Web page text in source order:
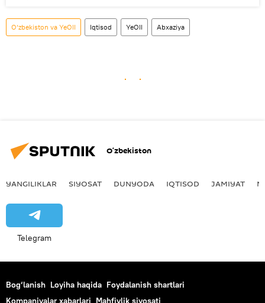
O‘zbekiston va YeOII Iqtisod YeOII Abxaziya
O‘zbekiston
YANGILIKLAR SIYOSAT DUNYODA IQTISOD JAMIYAT
Telegram
Bog‘lanish Loyiha haqida Foydalanish shartlari
Kompaniyalar xabarlari Mahfiylik siyosati